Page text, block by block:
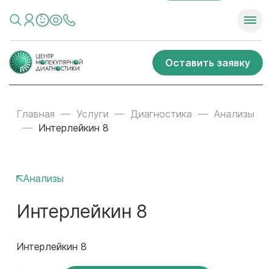
Оставить заявку
Главная Услуги Диагностика
Анализы
Интерлейкин 8
Анализы
Интерлейкин 8
Интерлейкин 8